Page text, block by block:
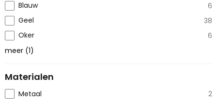
Blauw
6
Geel
38
Oker
6
meer (1)
Materialen
Metaal
2